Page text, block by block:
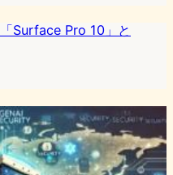
Surface Pro 10」と